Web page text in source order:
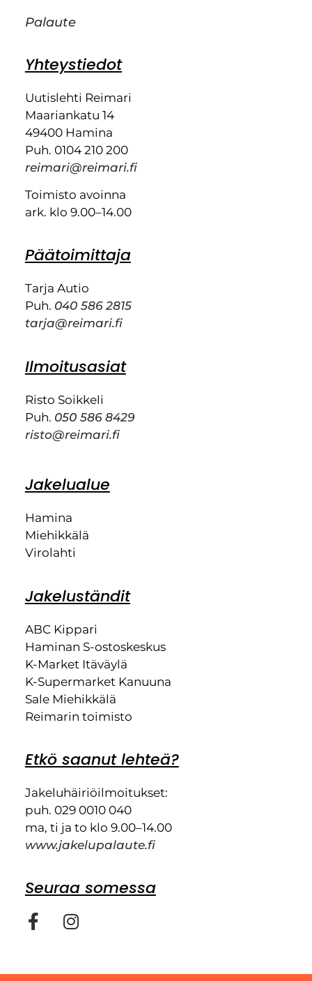
Palaute
Yhteystiedot
Uutislehti Reimari
Maariankatu 14
49400 Hamina
Puh. 0104 210 200
reimari@reimari.fi
Toimisto avoinna
ark. klo 9.00–14.00
Päätoimittaja
Tarja Autio
Puh. 040 586 2815
tarja@reimari.fi
Ilmoitusasiat
Risto Soikkeli
Puh. 050 586 8429
risto@reimari.fi
Jakelualue
Hamina
Miehikkälä
Virolahti
Jakeluständit
ABC Kippari
Haminan S-ostoskeskus
K-Market Itäväylä
K-Supermarket Kanuuna
Sale Miehikkälä
Reimarin toimisto
Etkö saanut lehteä?
Jakeluhäiriöilmoitukset:
puh. 029 0010 040
ma, ti ja to klo 9.00–14.00
www.jakelupalaute.fi
Seuraa somessa